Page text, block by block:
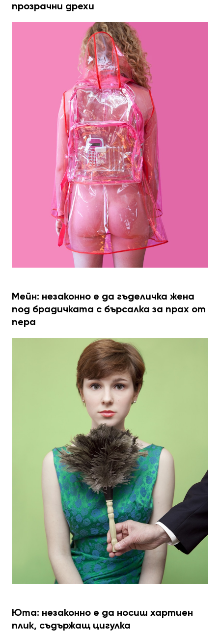
прозрачни дрехи
Мейн: незаконно е да гъделичка жена
под брадичката с бърсалка за прах от
пера
Юта: незаконно е да носиш хартиен
плик, съдържащ цигулка